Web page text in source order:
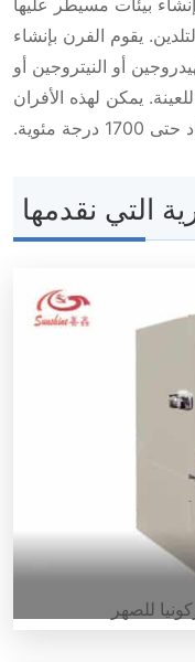
بيئات مسيطر عليها
يقوم الفرن بإنشاء
أو النيتروجين أو
يمكن لهذه الأفران
مئوية.
التي نقدمها
للصهر